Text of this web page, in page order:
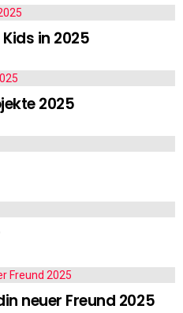
in 2025
2025
neuer Freund 2025